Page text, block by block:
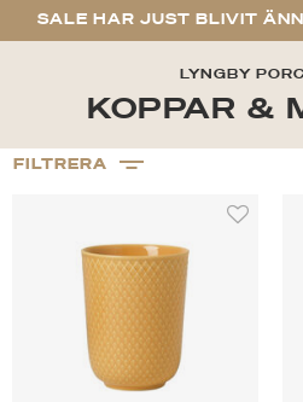
SALE HAR JUST BLIVIT
LYNGBY
KOPPAR &
FILTRERA